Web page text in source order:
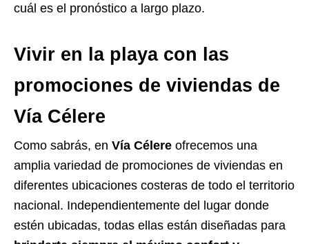
cuál es el pronóstico a largo plazo.
Vivir en la playa con las
promociones de viviendas de
Vía Célere
Como sabrás, en Vía Célere ofrecemos una
amplia variedad de promociones de viviendas en
diferentes ubicaciones costeras de todo el territorio
nacional. Independientemente del lugar donde
estén ubicadas, todas ellas están diseñadas para